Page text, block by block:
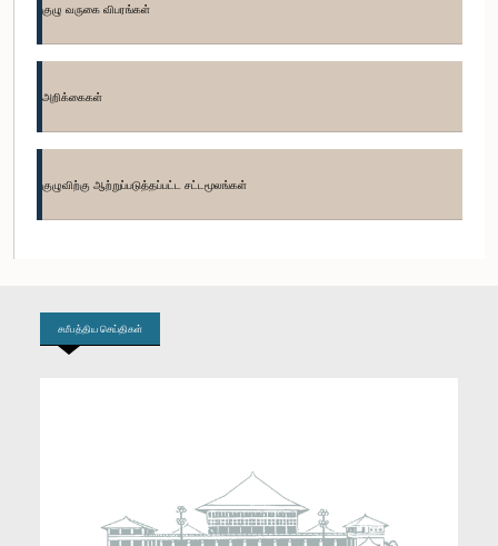
குழு வருகை விபரங்கள்
அறிக்கைகள்
குழுவிற்கு ஆற்றுப்படுத்தப்பட்ட சட்டமூலங்கள்
சமீபத்திய செய்திகள்